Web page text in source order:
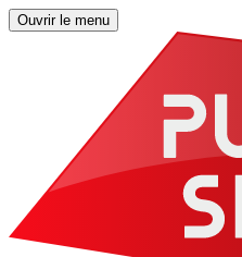
Ouvrir le menu